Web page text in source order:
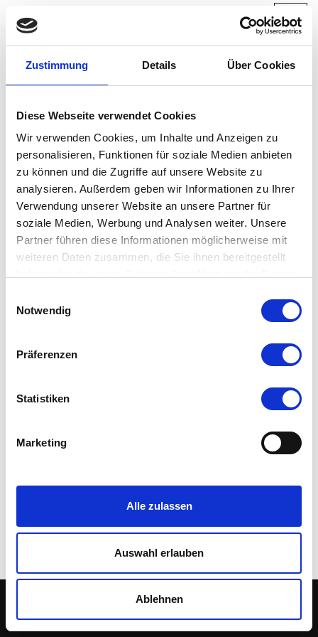
Zustimmung Details Über Cookies
Diese Webseite verwendet Cookies
Wir verwenden Cookies, um Inhalte und Anzeigen zu
personalisieren, Funktionen für soziale Medien anbieten
zu können und die Zugriffe auf unsere Website zu
analysieren. Außerdem geben wir Informationen zu Ihrer
Verwendung unserer Website an unsere Partner für
soziale Medien, Werbung und Analysen weiter. Unsere
Partner führen diese Informationen möglicherweise mit
weiteren Daten zusammen, die Sie ihnen bereitgestellt
Notwendig
Präferenzen
Statistiken
Marketing
Alle zulassen
Auswahl erlauben
Ablehnen
springen
2026
vonWebmaster 26. März 2026
Termin: Montag, 20.04.2026, 19:00 Uhr Kreissparkasse
Grafschaft Bentheim zu Nordhorn, Bahnhofstraße 22,
Beratungszentrum Eingang vom Kundenparkplatz hinten
Tagesordnung JHV 2026 Begrüßung Feststellung der
Stimmberechtigten und Ergänzung der Tagesordnung
| Präsentiert von
Datenschutz Impressum